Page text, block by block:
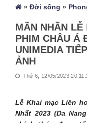
»Đời sống »
MÃN NHÃN LỄ
PHIM CHÂU Á
UNIMEDIA
ẢNH
Thứ 6, 12/05/2023
Lễ Khai mạc Liên
Nhất 2023 (Da